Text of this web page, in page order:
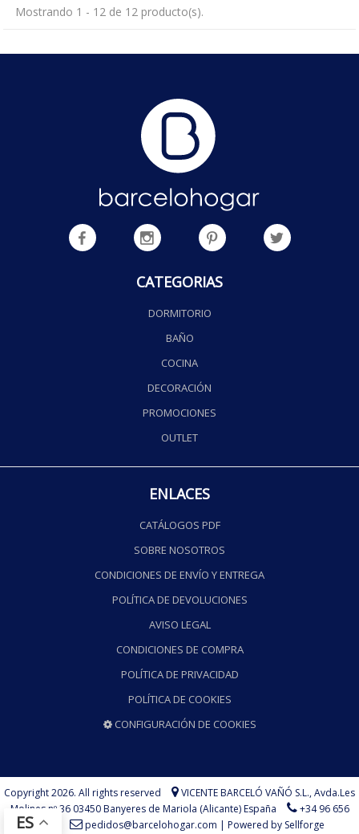
Mostrando 1 - 12 de 12 producto(s).
CATEGORIAS
DORMITORIO
BAÑO
COCINA
DECORACIÓN
PROMOCIONES
OUTLET
ENLACES
CATÁLOGOS PDF
SOBRE NOSOTROS
CONDICIONES DE ENVÍO Y ENTREGA
POLÍTICA DE DEVOLUCIONES
AVISO LEGAL
CONDICIONES DE COMPRA
POLÍTICA DE PRIVACIDAD
POLÍTICA DE COOKIES
CONFIGURACIÓN DE COOKIES
Copyright 2026. All rights reserved VICENTE BARCELÓ VAÑÓ S.L.,Avda.Les
Molines nº 36 03450 Banyeres de Mariola (Alicante) España
+34 96 656
73 75
pedidos@barcelohogar.com | Powered by Sellforge
ES